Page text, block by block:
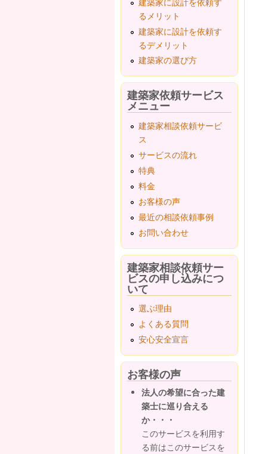
るメリット
建築家に設計を依頼す
るデメリット
建築家の選び方
建築家依頼サービス
メニュー
建築家相談依頼サービ
ス
サービスの流れ
特典
料金
お客様の声
最近の相談依頼事例
お問い合わせ
建築家相談依頼サー
ビスの申し込みにつ
いて
選ぶ理由
よくある質問
安心安全宣言
お客様の声
法人の希望に合った建
築士に巡り合える
か・・・
このサービスを利用す
る前はこのサービスを